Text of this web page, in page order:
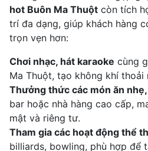
hot Buôn Ma Thuột còn tích
trí đa dạng, giúp khách hàng
trọn vẹn hơn:
Chơi nhạc, hát karaoke cùng
Ma Thuột, tạo không khí thoải
Thưởng thức các món ăn
bar hoặc nhà hàng cao cấp,
mật và riêng tư.
Tham gia các hoạt động thể
billiards, bowling, phù hợp để